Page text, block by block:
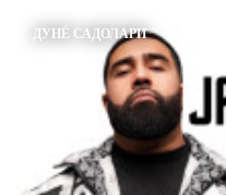
ДУНЁ САДОЛАРИ